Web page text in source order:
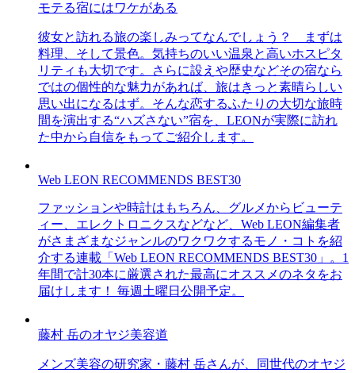
モテる宿にはワケがある
彼女と訪れる旅の楽しみってなんでしょう？ まずは
料理、そして景色。気持ちのいい温泉と高いホスピタ
リティも大切です。さらに設えや歴史などその宿なら
ではの個性的な魅力があれば、旅はきっと素晴らしい
思い出になるはず。そんな恋するふたりの大切な旅時
間を演出する“ハズさない”宿を、LEONが実際に訪れ
た中から自信をもってご紹介します。
Web LEON RECOMMENDS BEST30
ファッションや時計はもちろん、グルメからビューテ
ィー、エレクトロニクスなどなど、Web LEON編集者
がさまざまなジャンルのワクワクするモノ・コトを紹
介する連載「Web LEON RECOMMENDS BEST30」。1
年間で計30本に厳選された最高にオススメのネタをお
届けします！ 毎週土曜日公開予定。
藤村 岳のオヤジ美容道
メンズ美容の研究家・藤村 岳さんが、同世代のオヤジ